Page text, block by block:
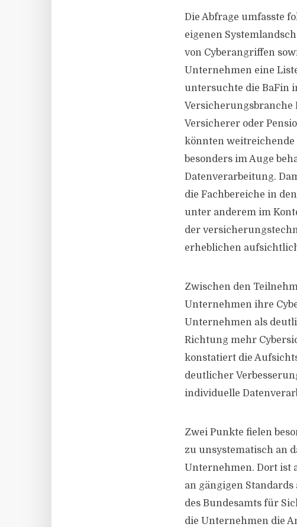
Die Abfrage umfasste
eigenen
von Cyberangriffen
Unternehmen eine
untersuchte die BaFin
Versicherungsbranche
Versicherer oder
könnten weitreichende
besonders im Auge
Datenverarbeitung.
die Fachbereiche in
unter anderem im
der
erheblichen
Zwischen den
Unternehmen ihre
Unternehmen als
Richtung mehr
konstatiert die
deutlicher
individuelle
Zwei Punkte fielen
zu unsystematisch an
Unternehmen. Dort ist
an gängigen
des Bundesamts für
die Unternehmen die